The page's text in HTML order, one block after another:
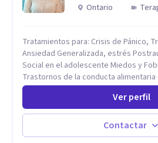
Ontario
Tratamientos para: Crisis de Pánico,
Ansiedad Generalizada, estrés
Social en el adolescente Miedos y
Trastornos de la conducta alimentaria
Modificación conductas no deseadas.
conductas obsesivas, compulsividad.
compulsivo. Tratamiento Eficaz para
Evaluación, contención e intervención
Conductas autolesivas en el
Ver perfil
Contactar